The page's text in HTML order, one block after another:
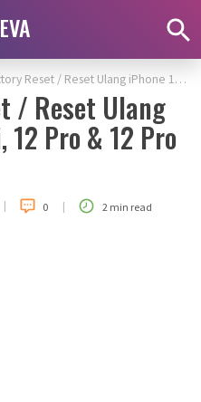
/ Reset Ulang iPhone 12, 12 Mini, 12 Pro & 12 Pro Max
/ Reset Ulang
12 Pro & 12 Pro
| 0 | 2 min read